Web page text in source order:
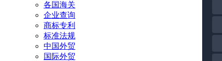
各国海关
企业查询
商标专利
标准法规
中国外贸
国际外贸